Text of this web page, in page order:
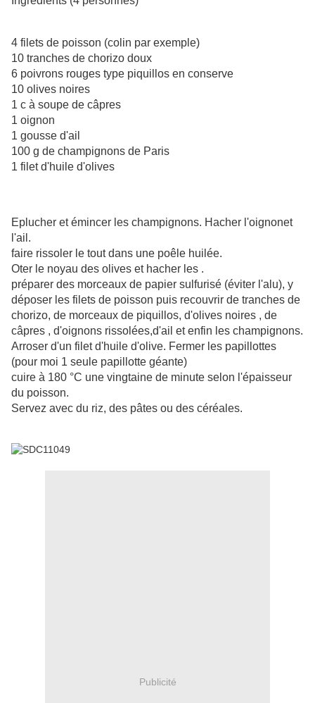
4 filets de poisson (colin par exemple)
10 tranches de chorizo doux
6 poivrons rouges type piquillos en conserve
10 olives noires
1 c à soupe de câpres
1 oignon
1 gousse d'ail
100 g de champignons de Paris
1 filet d'huile d'olives
Eplucher et émincer les champignons. Hacher l'oignonet
l'ail.
faire rissoler le tout dans une poêle huilée.
Oter le noyau des olives et hacher les .
préparer des morceaux de papier sulfurisé (éviter l'alu), y
déposer les filets de poisson puis recouvrir de tranches de
chorizo, de morceaux de piquillos, d'olives noires , de
câpres , d'oignons rissolées,d'ail et enfin les champignons.
Arroser d'un filet d'huile d'olive. Fermer les papillottes
(pour moi 1 seule papillotte géante)
cuire à 180 °C une vingtaine de minute selon l'épaisseur
du poisson.
Servez avec du riz, des pâtes ou des céréales.
Publicité